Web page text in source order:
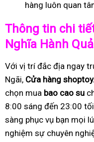
hàng luôn quan
Thông tin chi
Nghĩa Hành
Với vị trí đắc địa ngay
Ngãi, Cửa hàng
chọn mua bao cao su
8:00 sáng đến 23:00
sàng phục vụ bạn mọi
nghiệm sự chuyên